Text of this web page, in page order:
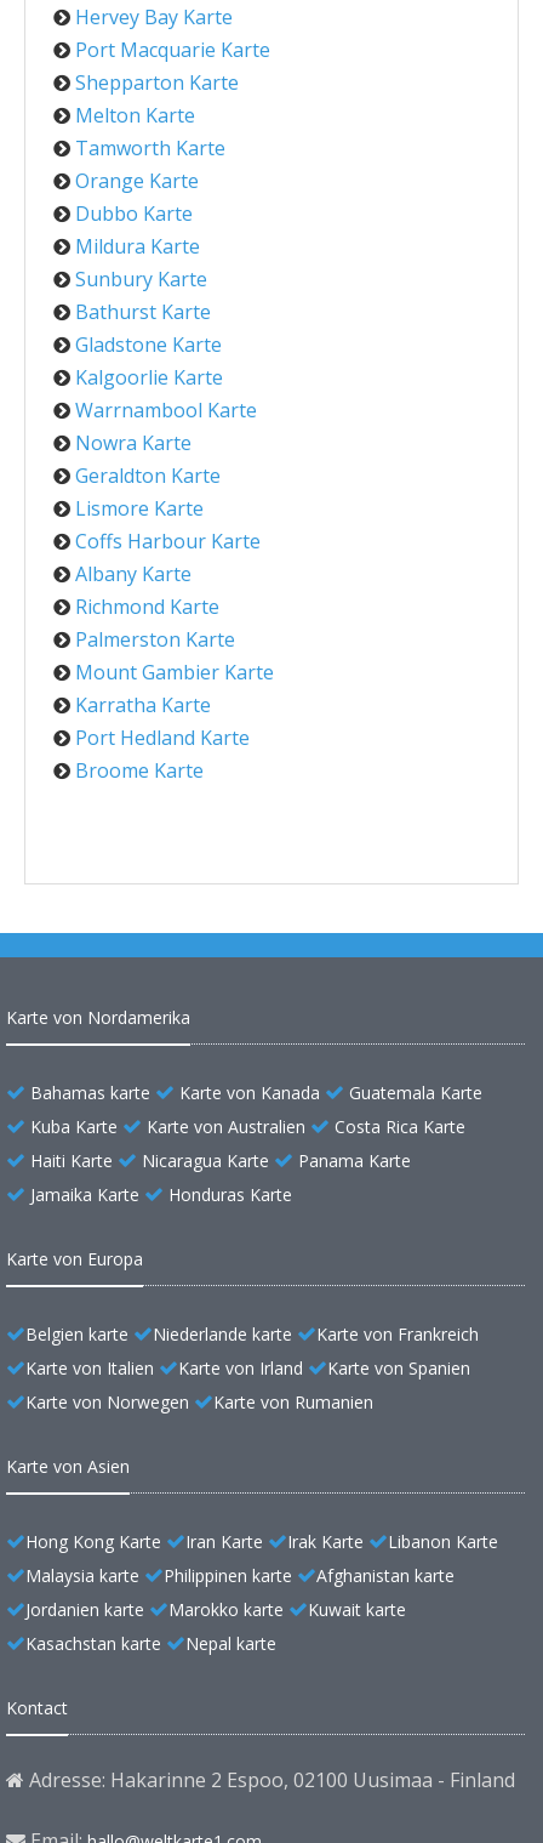
Hervey Bay Karte
Port Macquarie Karte
Shepparton Karte
Melton Karte
Tamworth Karte
Orange Karte
Dubbo Karte
Mildura Karte
Sunbury Karte
Bathurst Karte
Gladstone Karte
Kalgoorlie Karte
Warrnambool Karte
Nowra Karte
Geraldton Karte
Lismore Karte
Coffs Harbour Karte
Albany Karte
Richmond Karte
Palmerston Karte
Mount Gambier Karte
Karratha Karte
Port Hedland Karte
Broome Karte
Karte von Nordamerika
Bahamas karte Karte von Kanada
Guatemala Karte
Kuba Karte
Karte von Australien
Costa Rica Karte
Haiti Karte
Nicaragua Karte
Panama Karte
Jamaika Karte
Honduras Karte
Karte von Europa
Belgien karte Niederlande karte
Karte von Frankreich
Karte von Italien
Karte von Irland
Karte von Spanien
Karte von Norwegen
Karte von Rumanien
Karte von Asien
Hong Kong Karte Iran Karte Irak Karte
Libanon Karte
Malaysia karte
Philippinen karte
Afghanistan karte
Jordanien karte
Marokko karte
Kuwait karte
Kasachstan karte
Nepal karte
Kontact
Adresse: Hakarinne 2 Espoo, 02100 Uusimaa - Finland